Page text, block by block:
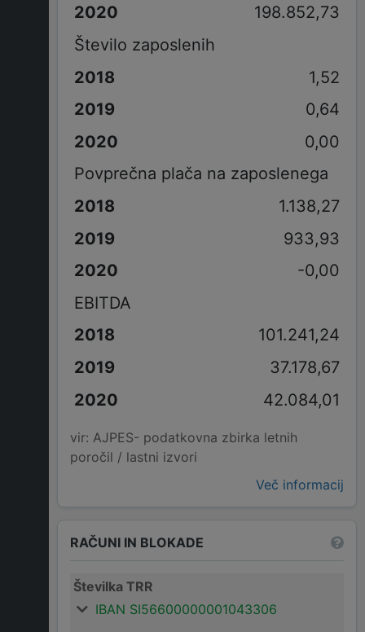
198.852,73
Število zaposlenih
1,52
0,64
0,00
Povprečna plača na zaposlenega
1.138,27
933,93
-0,00
EBITDA
101.241,24
37.178,67
42.084,01
vir: AJPES- podatkovna zbirka letnih
poročil / lastni izvori
Več informacij
RAČUNI IN BLOKADE
Številka TRR
IBAN SI56600000001043306